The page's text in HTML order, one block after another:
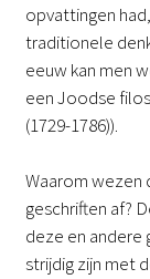
opvattingen
traditionele
eeuw kan men
een Joodse
(1729-1786)).
Waarom wezen
geschriften af?
deze en andere
strijdig zijn met